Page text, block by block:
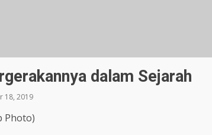
dalam Sejarah
18, 2019
Photo)